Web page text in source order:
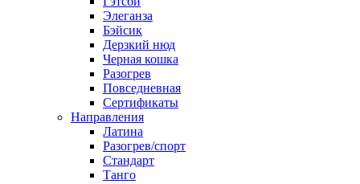
Элеганза
Бэйсик
Дерзкий нюд
Черная кошка
Разогрев
Повседневная
Сертификаты
Направления
Латина
Разогрев/спорт
Стандарт
Танго